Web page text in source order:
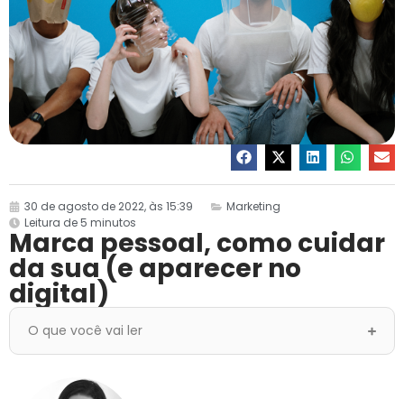
30 de agosto de 2022, às 15:39
Marketing
Leitura de 5 minutos
Marca pessoal, como cuidar
da sua (e aparecer no
digital)
O que você vai ler